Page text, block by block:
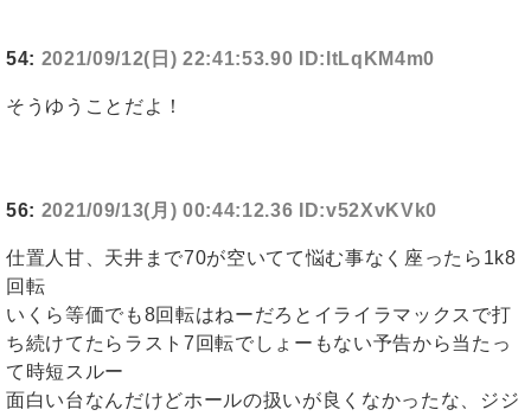
54: 2021/09/12(日) 22:41:53.90 ID:ltLqKM4m0
そうゆうことだよ！
56: 2021/09/13(月) 00:44:12.36 ID:v52XvKVk0
仕置人甘、天井まで70が空いてて悩む事なく座ったら1k8
回転
いくら等価でも8回転はねーだろとイライラマックスで打
ち続けてたらラスト7回転でしょーもない予告から当たっ
て時短スルー
面白い台なんだけどホールの扱いが良くなかったな、ジジ